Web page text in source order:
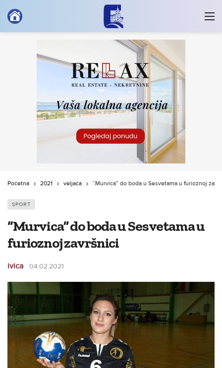
Početna 2021 veljača “Murvica” do boda u Sesvetama u furioznoj
SPORT
“Murvica” do boda u Sesvetama u
furioznoj završnici
ivica 04.02.2021